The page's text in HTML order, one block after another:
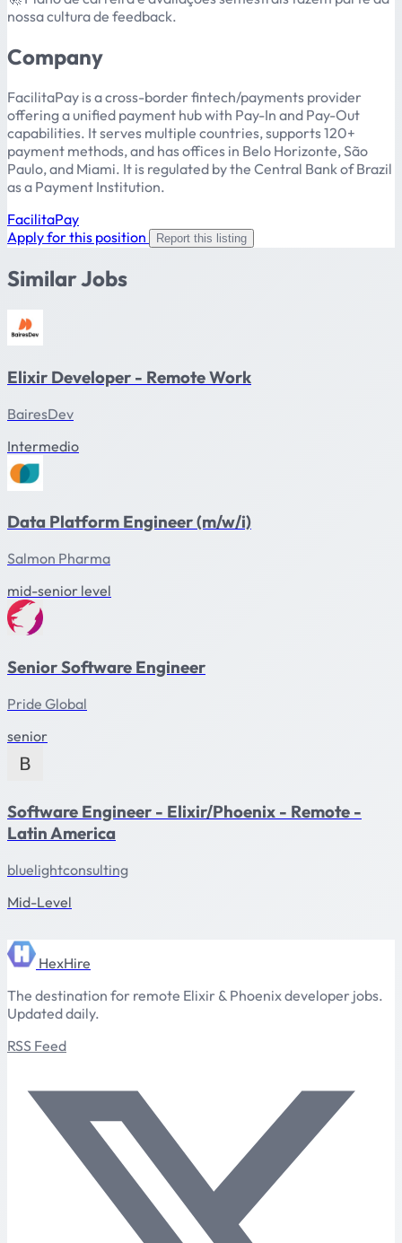
nossa cultura de feedback.
Company
FacilitaPay is a cross-border fintech/payments provider
offering a unified payment hub with Pay-In and Pay-Out
capabilities. It serves multiple countries, supports 120+
payment methods, and has offices in Belo Horizonte, São
Paulo, and Miami. It is regulated by the Central Bank of Brazil
as a Payment Institution.
FacilitaPay
Apply for this position
Report this listing
Similar Jobs
Elixir Developer - Remote Work
BairesDev
Intermedio
Data Platform Engineer (m/w/i)
Salmon Pharma
mid-senior level
Senior Software Engineer
Pride Global
senior
Software Engineer - Elixir/Phoenix - Remote -
Latin America
bluelightconsulting
Mid-Level
HexHire
The destination for remote Elixir & Phoenix developer jobs.
Updated daily.
RSS Feed